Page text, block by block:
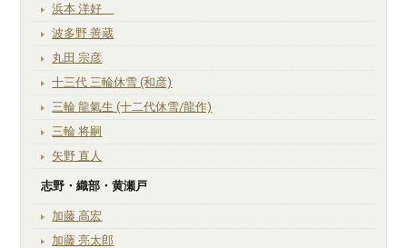
浜本 洋好
波多野 善蔵
丸田 宗彦
十三代 三輪休雪 (和彦)
三輪 龍氣生 (十二代休雪/龍作)
三輪 将嗣
矢野 直人
志野・織部・黄瀬戸
加藤 高宏
加藤 亮太郎